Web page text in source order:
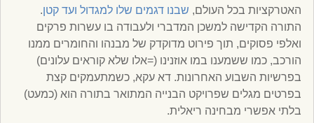
האטרקציות בכל העולם, שבנו דגמים שלו למגדול ועד קטן.
התורה הקדישה למשכן המדברי ולעבודה בו עשרות פרקים
ואלפי פסוקים, תוך פירוט מדוקדק של מבנהו והחומרים ממנו
הורכב, כמו ששמענו במו אוזנינו (=אלו שלא קוראים עלונים)
בפרשיות השבוע האחרונות. דא עקא, כשמתעמקים קצת
בפרטים מגלים שפרויקט הבנייה המתואר בתורה הוא (כמעט)
בלתי אפשרי מבחינה ריאלית.